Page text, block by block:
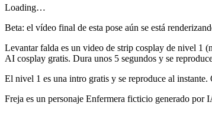
Loading…
Beta: el vídeo final de esta pose aún se está
Levantar falda es un video de strip cosplay de nivel 1
AI cosplay gratis. Dura unos 5 segundos y se
El nivel 1 es una intro gratis y se reproduce al
Freja es un personaje Enfermera ficticio generado por